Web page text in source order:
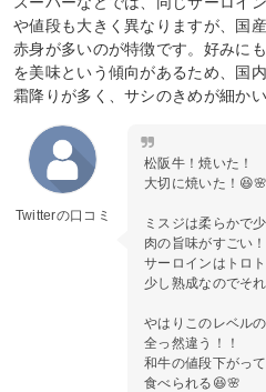
や値段も大きく異なりますが、国
赤身が多いのが特徴です。好みに
を美味という傾向があるため、国
霜降りが多く、サシのきめが細か
Twitterの口コミ
松阪牛！焼いた！
大切に焼いた！😆🌸
ミスジは柔らかで
肉の旨味がすごい！
サーロインはトロト
少し熟成なのでそ
やはりこのレベル
全っ然違う！！
和牛の値段下がっ
食べられる😆🌸